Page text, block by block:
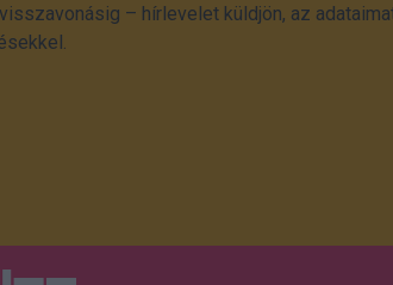
– hírlevelet küldjön, az